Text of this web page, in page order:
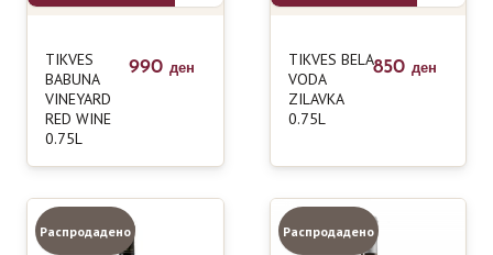
TIKVES
BABUNA
VINEYARD
RED WINE
0.75L
990 ден
TIKVES BELA
VODA
ZILAVKA
0.75L
850 ден
Распродадено Распродадено